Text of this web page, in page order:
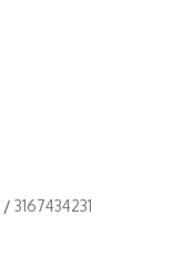
/ 3167434231